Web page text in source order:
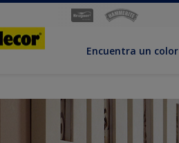
Encuentra un color